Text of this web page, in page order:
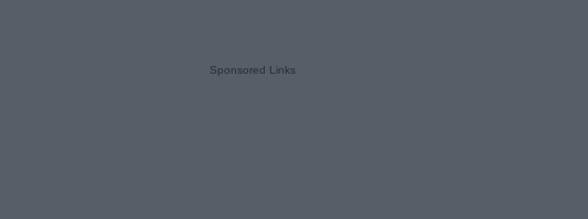
Sponsored Links